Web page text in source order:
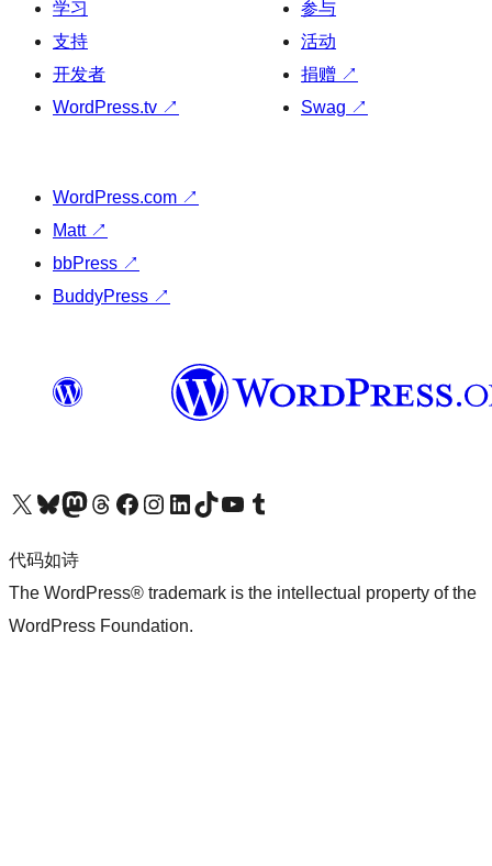
学习
支持
开发者
WordPress.tv ↗
参与
活动
捐赠 ↗
Swag ↗
WordPress.com ↗
Matt ↗
bbPress ↗
BuddyPress ↗
关注我们的 X（原 Twitter）账号访问我们的 Bluesky 账号关注我们的 Mastodon 账号访问我们的 Threads 账号 访问我们的 Facebook 公共主页关注我们的 Instagram 账号 关注我们的 LinkedIn 主页访问我们的 TikTok 账号访问我们的 YouTube 频道 访问我们的 Tumblr 账号
代码如诗
The WordPress® trademark is the intellectual property of the
WordPress Foundation.